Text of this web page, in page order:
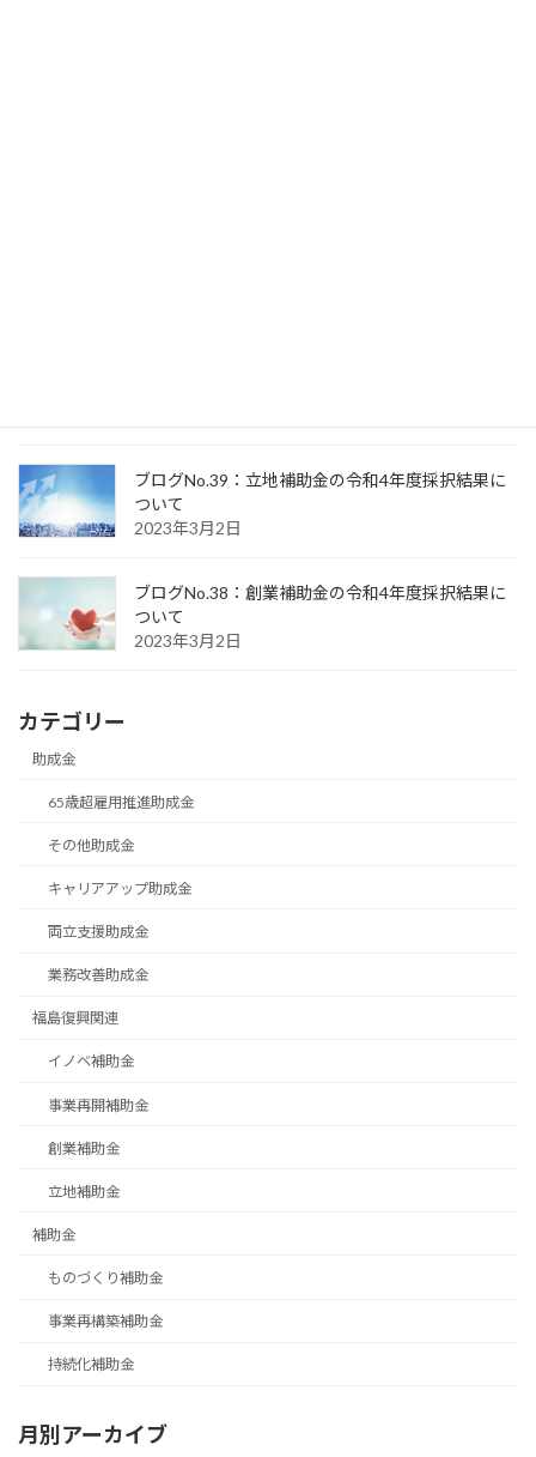
ブログNo.39：立地補助金の令和4年度採択結果に
ついて
2023年3月2日
ブログNo.38：創業補助金の令和4年度採択結果に
ついて
2023年3月2日
カテゴリー
助成金
65歳超雇用推進助成金
その他助成金
キャリアアップ助成金
両立支援助成金
業務改善助成金
福島復興関連
イノベ補助金
事業再開補助金
創業補助金
立地補助金
補助金
ものづくり補助金
事業再構築補助金
持続化補助金
月別アーカイブ